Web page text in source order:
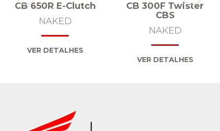
CB 650R E-Clutch
NAKED
VER DETALHES
CB 300F Twister
CBS
NAKED
VER DETALHES